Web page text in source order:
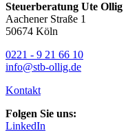
Steuerberatung Ute Ollig
Aachener Straße 1
50674 Köln
0221 - 9 21 66 10
info@stb-ollig.de
Kontakt
Folgen Sie uns:
LinkedIn